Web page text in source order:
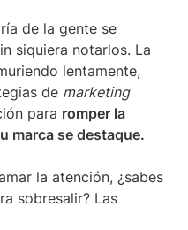
de la gente se
siquiera notarlos. La
lentamente,
de marketing
para romper la
marca se destaque.
la atención, ¿sabes
sobresalir? Las